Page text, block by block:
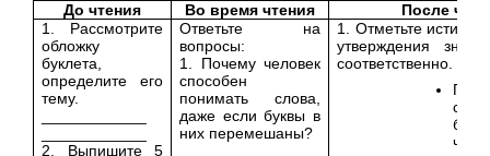
До чтения Во время чтения
После
1. Рассмотрите
обложку
буклета,
определите его
тему.
2. Выпишите 5
Ответьте на
вопросы:
1. Почему человек
способен
понимать слова,
даже если буквы в
них перемешаны?
1. Отметьте
утверждения
соответственно.